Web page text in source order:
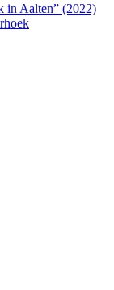
in Aalten” (2022)